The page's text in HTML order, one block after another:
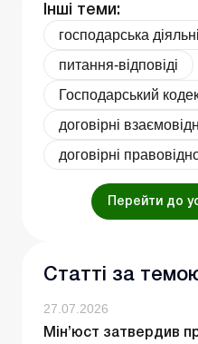
Інші теми:
господарська
питання-відповіді
Господарський
договірні
договірні
Перейти до
Статті за
27.07.2026
Мін’юст затвердив